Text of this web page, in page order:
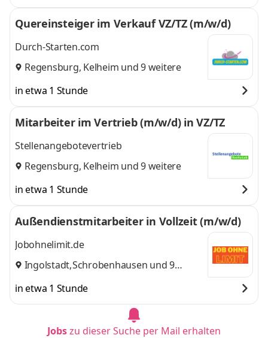
Quereinsteiger im Verkauf VZ/TZ (m/w/d)
Durch-Starten.com
Regensburg, Kelheim und 9 weitere
in etwa 1 Stunde
Mitarbeiter im Vertrieb (m/w/d) in VZ/TZ
Stellenangebotevertrieb
Regensburg, Kelheim und 9 weitere
in etwa 1 Stunde
Außendienstmitarbeiter in Vollzeit (m/w/d)
Jobohnelimit.de
Ingolstadt,Schrobenhausen und 9
in etwa 1 Stunde
Jobszu dieser Suche per Mail erhalten